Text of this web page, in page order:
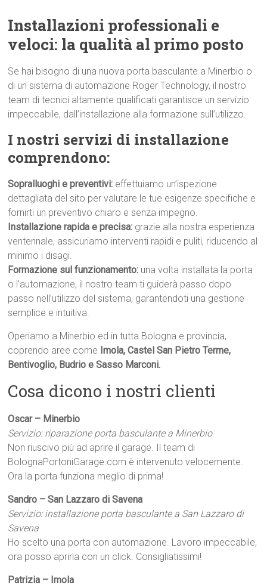
Installazioni professionali e
veloci: la qualità al primo posto
Se hai bisogno di una nuova porta basculante a Minerbio o
di un sistema di automazione Roger Technology, il nostro
team di tecnici altamente qualificati garantisce un servizio
impeccabile, dall’installazione alla formazione sull’utilizzo.
I nostri servizi di installazione
comprendono:
Sopralluoghi e preventivi: effettuiamo un’ispezione
dettagliata del sito per valutare le tue esigenze specifiche e
fornirti un preventivo chiaro e senza impegno.
Installazione rapida e precisa: grazie alla nostra esperienza
ventennale, assicuriamo interventi rapidi e puliti, riducendo al
minimo i disagi.
Formazione sul funzionamento: una volta installata la porta
o l’automazione, il nostro team ti guiderà passo dopo
passo nell’utilizzo del sistema, garantendoti una gestione
semplice e intuitiva.
Operiamo a Minerbio ed in tutta Bologna e provincia,
coprendo aree come Imola, Castel San Pietro Terme,
Bentivoglio, Budrio e Sasso Marconi.
Cosa dicono i nostri clienti
Oscar – Minerbio
Servizio: riparazione porta basculante a Minerbio
Non riuscivo più ad aprire il garage. Il team di
BolognaPortoniGarage.com è intervenuto velocemente.
Ora la porta funziona meglio di prima!
Sandro – San Lazzaro di Savena
Servizio: installazione porta basculante a San Lazzaro di
Savena
Ho scelto una porta con automazione. Lavoro impeccabile,
ora posso aprirla con un click. Consigliatissimi!
Patrizia – Imola